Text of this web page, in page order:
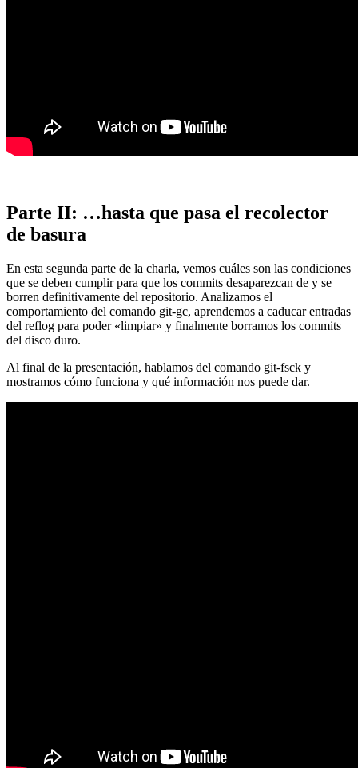
Parte II: …hasta que pasa el recolector
de basura
En esta segunda parte de la charla, vemos cuáles son las condiciones
que se deben cumplir para que los commits desaparezcan de y se
borren definitivamente del repositorio. Analizamos el
comportamiento del comando git-gc, aprendemos a caducar entradas
del reflog para poder «limpiar» y finalmente borramos los commits
del disco duro.
Al final de la presentación, hablamos del comando git-fsck y
mostramos cómo funciona y qué información nos puede dar.